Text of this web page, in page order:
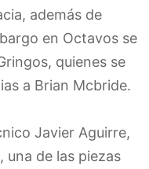
además de
en Octavos se
quienes se
a Brian Mcbride.
Javier Aguirre,
una de las piezas